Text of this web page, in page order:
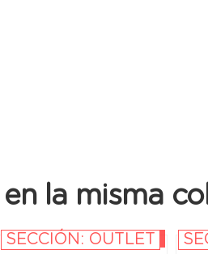
la misma
-10%
SECCIÓN: OUTLET